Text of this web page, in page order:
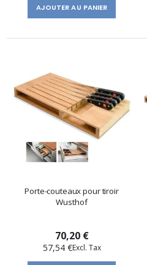
AJOUTER AU PANIER
Porte-couteaux pour tiroir
Wusthof
70,20 €
57,54 €